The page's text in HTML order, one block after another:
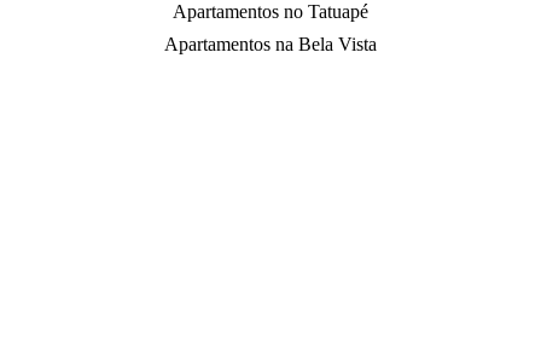
Apartamentos no Tatuapé
Apartamentos na Bela Vista